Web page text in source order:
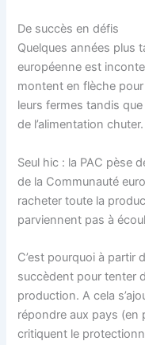
De succès en défis
Quelques années plus
européenne est
montent en flèche
leurs fermes tandis
de l’alimentation chuter.
Seul hic : la PAC pèse
de la Communauté
racheter toute la
parviennent pas à
C’est pourquoi à partir
succèdent pour tenter
production. A cela
répondre aux pays (en
critiquent le